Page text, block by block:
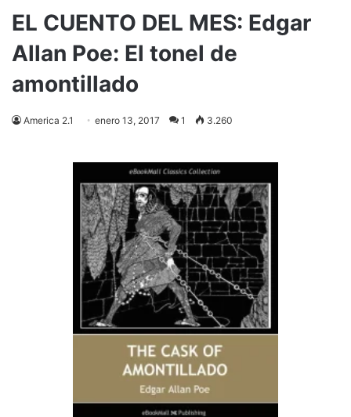
EL CUENTO DEL MES: Edgar
Allan Poe: El tonel de
amontillado
America 2.1 enero 13, 2017 1 3.260